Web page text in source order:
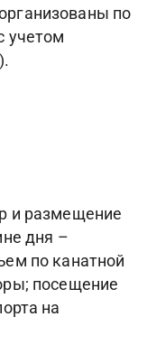
по
учетом
и размещение
дня –
по канатной
посещение
на